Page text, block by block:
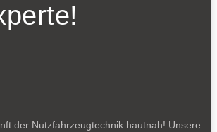
der Nutzfahrzeugtechnik hautnah! Unsere